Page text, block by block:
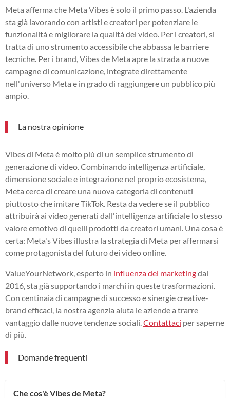
Meta afferma che Meta Vibes è solo il primo passo. L'azienda
sta già lavorando con artisti e creatori per potenziare le
funzionalità e migliorare la qualità dei video. Per i creatori, si
tratta di uno strumento accessibile che abbassa le barriere
tecniche. Per i brand, Vibes de Meta apre la strada a nuove
campagne di comunicazione, integrate direttamente
nell'universo Meta e in grado di raggiungere un pubblico più
ampio.
La nostra opinione
Vibes di Meta è molto più di un semplice strumento di
generazione di video. Combinando intelligenza artificiale,
dimensione sociale e integrazione nel proprio ecosistema,
Meta cerca di creare una nuova categoria di contenuti
piuttosto che imitare TikTok. Resta da vedere se il pubblico
attribuirà ai video generati dall'intelligenza artificiale lo stesso
valore emotivo di quelli prodotti da creatori umani. Una cosa è
certa: Meta's Vibes illustra la strategia di Meta per affermarsi
come protagonista del futuro dei video online.
ValueYourNetwork, esperto in influenza del marketingdal
2016, sta già supportando i marchi in queste trasformazioni.
Con centinaia di campagne di successo e sinergie creative-
brand efficaci, la nostra agenzia aiuta le aziende a trarre
vantaggio dalle nuove tendenze sociali.Contattaci per saperne
di più.
Domande frequenti
Che cos'è Vibes de Meta?